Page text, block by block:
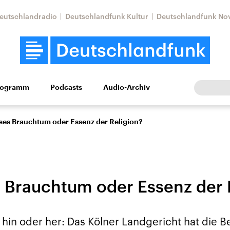
Deutschlandfunk Kultur Deutschlandfunk
Wissen Kultur Europa
Lage und
Aktuelle Lage und
In unseren
Podcasts Audio-Archiv
Brauchtum oder Essenz der Religion?
Brauchtum oder Essenz der
oder her: Das Kölner Landgericht hat die